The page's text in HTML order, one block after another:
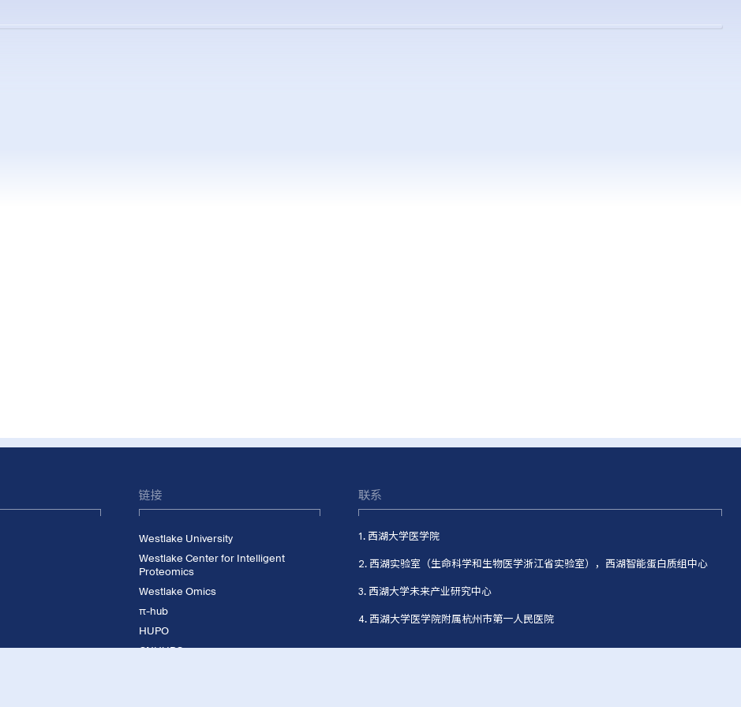
链接
Westlake University
Westlake Center for Intelligent
Proteomics
Westlake Omics
π-hub
HUPO
CNHUPO
联系
1. 西湖大学医学院
2. 西湖实验室（生命科学和生物医学浙江省实验室），西湖智能蛋白质组中心
3. 西湖大学未来产业研究中心
4. 西湖大学医学院附属杭州市第一人民医院